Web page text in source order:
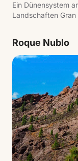
Ein Dünensystem
Landschaften
Roque Nublo